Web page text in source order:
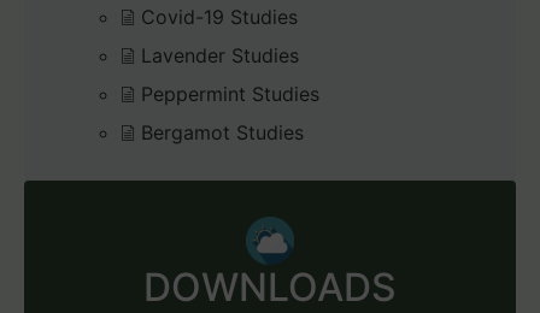
Covid-19 Studies
Lavender Studies
Peppermint Studies
Bergamot Studies
DOWNLOADS